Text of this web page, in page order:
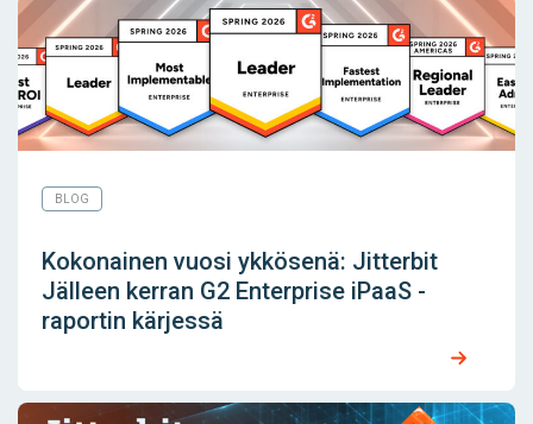
BLOG
Kokonainen vuosi ykkösenä: Jitterbit
Jälleen kerran G2 Enterprise iPaaS -
raportin kärjessä